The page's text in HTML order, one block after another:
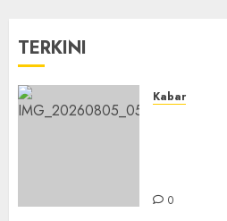
TERKINI
Kabar
0